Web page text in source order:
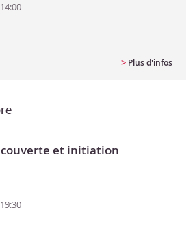
> Plus d'infos
et initiation